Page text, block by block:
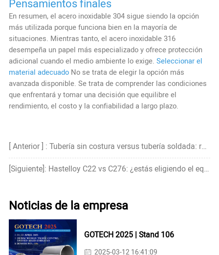
Pensamientos finales
En resumen, el acero inoxidable 304 sigue siendo la opción
más utilizada porque funciona bien en la mayoría de
situaciones. Mientras tanto, el acero inoxidable 316
desempeña un papel más especializado y ofrece protección
adicional cuando el medio ambiente lo exige. Seleccionar el
material adecuadoNo se trata de elegir la opción más
avanzada disponible. Se trata de comprender las condiciones
que enfrentará y tomar una decisión que equilibre el
rendimiento, el costo y la confiabilidad a largo plazo.
[ Anterior ] : Tubería sin costura versus tubería soldada: resistencia, precio y cuál es más fuerte
[Siguiente]: Hastelloy C22 vs C276: ¿estás eligiendo el equivocado?
Noticias de la empresa
GOTECH 2025 | Stand 106
2025-03-12 16:41:09